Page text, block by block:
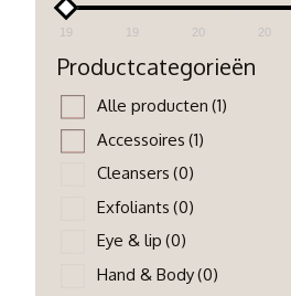
19 19 20 20
Productcategorieën
Alle producten (1)
Accessoires (1)
Cleansers (0)
Exfoliants (0)
Eye & lip (0)
Hand & Body(0)